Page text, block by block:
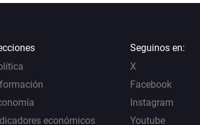
económicos
Seguinos en:
X
Facebook
Instagram
Youtube